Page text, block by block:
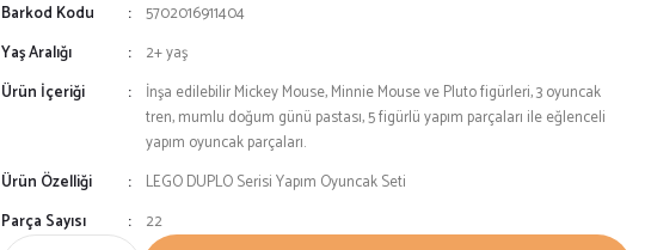
Barkod Kodu
5702016911404
Yaş Aralığı
2+ yaş
Ürün İçeriği
İnşa edilebilir Mickey Mouse, Minnie Mouse ve Pluto figürleri, 3 oyuncak
tren, mumlu doğum günü pastası, 5 figürlü yapım parçaları ile eğlenceli
yapım oyuncak parçaları.
Ürün Özelliği
LEGO DUPLO Serisi Yapım Oyuncak Seti
Parça Sayısı
22